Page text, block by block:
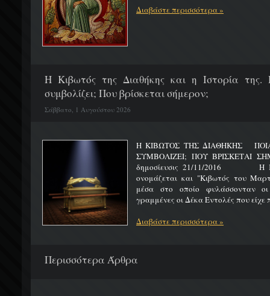
Διαβάστε περισσότερα »
H Κιβωτός της Διαθήκης και η Ιστορία της.
συμβολίζει; Που βρίσκεται σήμερον;
Σάββατο, 1 Αυγούστου 2026
Η ΚΙΒΩΤΟΣ ΤΗΣ ΔΙΑΘΗΚΗΣ
ΣΥΜΒΟΛΙΖΕΙ; ΠΟΥ
δημοσίευσις 21/11/2016 Η
ονομάζεται και "Κιβωτός του
μέσα στο οποίο φυλάσσονταν
γραμμένες οι Δέκα Εντολές που είχε
Διαβάστε περισσότερα »
Περισσότερα Άρθρα